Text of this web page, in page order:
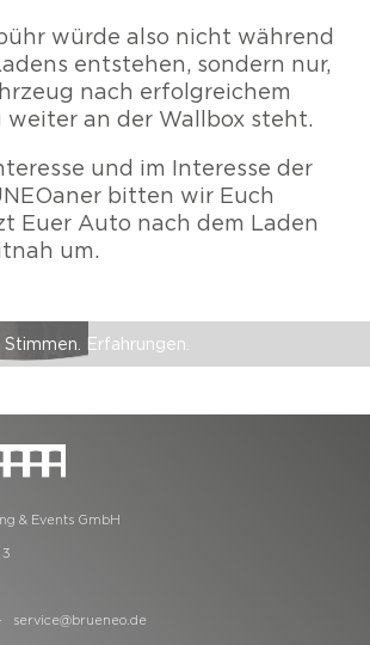
würde also nicht während
entstehen, sondern nur,
nach erfolgreichem
weiter an der Wallbox steht.
und im Interesse der
bitten wir Euch
Euer Auto nach dem Laden
um.
Stimmen. Erfahrungen.
& Events GmbH
service@brueneo.de